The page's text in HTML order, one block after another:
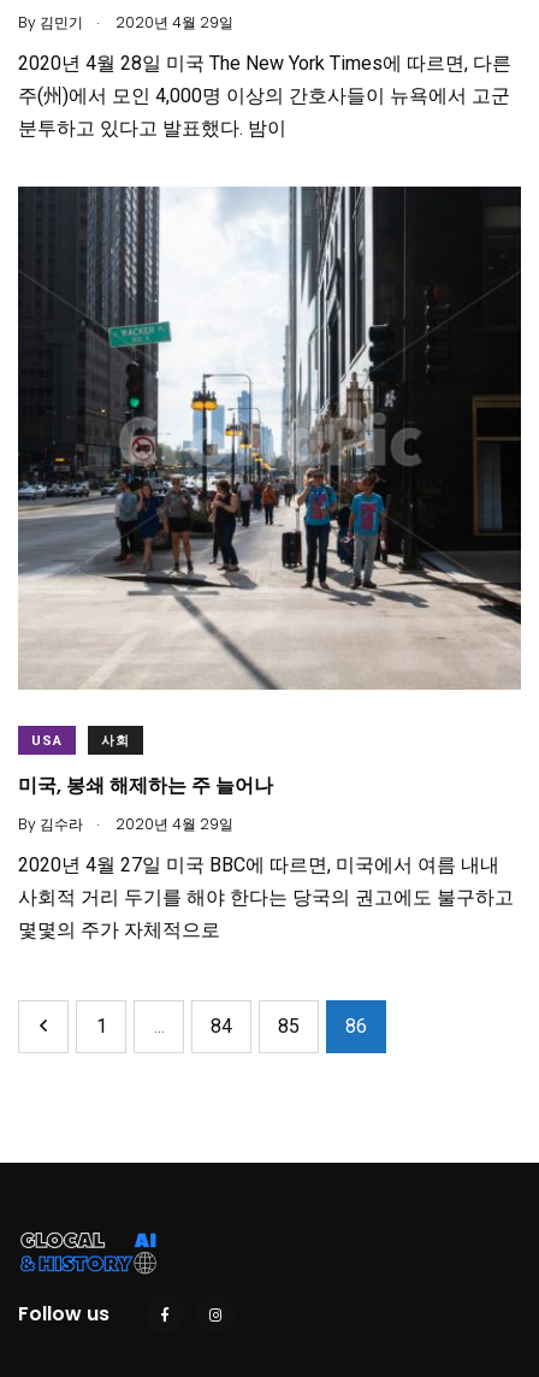
By 김민기 . 2020년 4월 29일
2020년 4월 28일 미국 The New York Times에 따르면, 다른
주(州)에서 모인 4,000명 이상의 간호사들이 뉴욕에서 고군
분투하고 있다고 발표했다. 밤이
USA 사회
미국, 봉쇄 해제하는 주 늘어나
By 김수라 . 2020년 4월 29일
2020년 4월 27일 미국 BBC에 따르면, 미국에서 여름 내내
사회적 거리 두기를 해야 한다는 당국의 권고에도 불구하고
몇몇의 주가 자체적으로
1 ... 84 85 86
Follow us